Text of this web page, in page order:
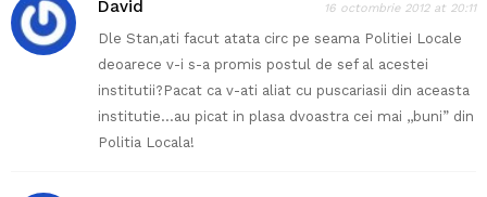
David 16 octombrie 2012 at 20:11
Dle Stan,ati facut atata circ pe seama Politiei Locale
deoarece v-i s-a promis postul de sef al acestei
institutii?Pacat ca v-ati aliat cu puscariasii din aceasta
institutie…au picat in plasa dvoastra cei mai ,,buni” din
Politia Locala!